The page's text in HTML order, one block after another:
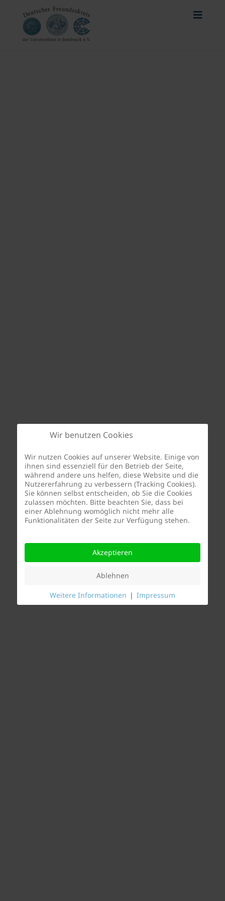
Wir benutzen Cookies
Wir nutzen Cookies auf unserer Website. Einige von
ihnen sind essenziell für den Betrieb der Seite,
während andere uns helfen, diese Website und die
Nutzererfahrung zu verbessern (Tracking Cookies).
Sie können selbst entscheiden, ob Sie die Cookies
zulassen möchten. Bitte beachten Sie, dass bei
einer Ablehnung womöglich nicht mehr alle
Funktionalitäten der Seite zur Verfügung stehen.
Akzeptieren
Ablehnen
Weitere Informationen | Impressum